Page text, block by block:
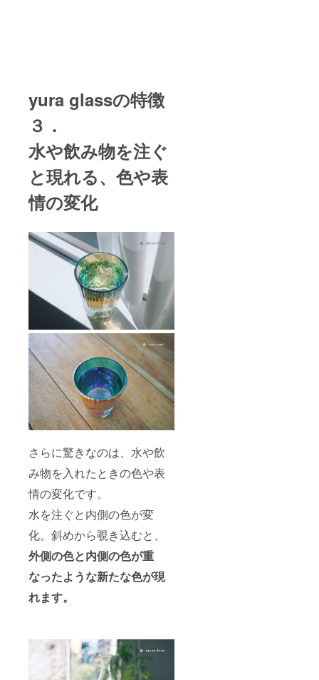
yura glassの特徴
３．
水や飲み物を注ぐ
と現れる、色や表
情の変化
さらに驚きなのは、水や飲
み物を入れたときの色や表
情の変化です。
水を注ぐと内側の色が変
化。斜めから覗き込むと、
外側の色と内側の色が重
なったような新たな色が現
れます。